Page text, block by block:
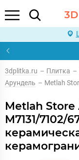
3D
3dplitka.ru – Плитка –
Арундель – Metlah
Metlah
М7131/7102/